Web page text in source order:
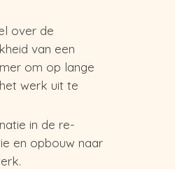
over de
van een
om op lange
werk uit te
in de re-
en opbouw naar